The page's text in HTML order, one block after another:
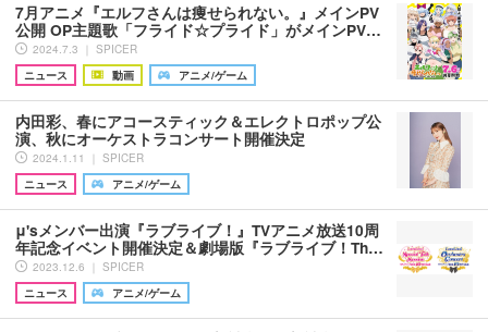
7月アニメ『エルフさんは痩せられない。』メインPV
公開 OP主題歌「フライド☆プライド」がメインPV…
2024.7.3 ｜ SPICER
ニュース
動画 アニメ/ゲーム
内田彩、春にアコースティック＆エレクトロポップ公
演、秋にオーケストラコンサート開催決定
2024.1.11 ｜ SPICER
ニュース
アニメ/ゲーム
μ'sメンバー出演『ラブライブ！』TVアニメ放送10周
年記念イベント開催決定＆劇場版『ラブライブ！Th…
2023.12.6 ｜ SPICER
ニュース
アニメ/ゲーム